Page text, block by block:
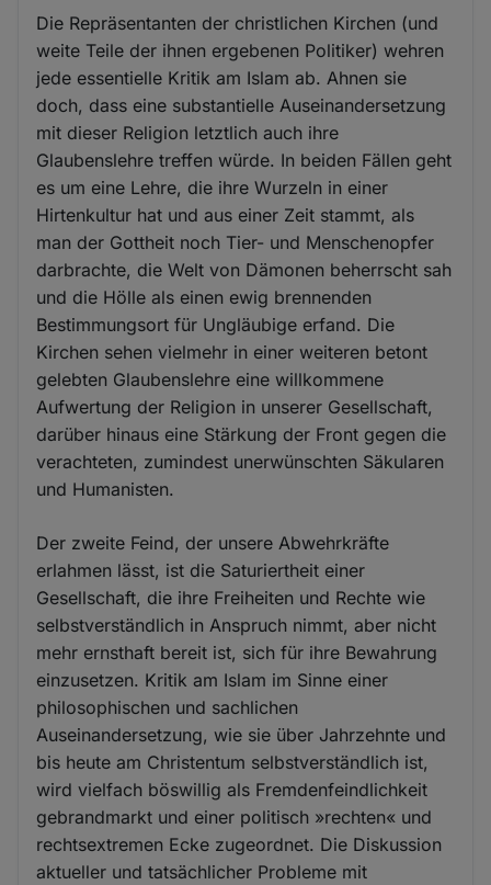
Die Repräsentanten der christlichen Kirchen (und
weite Teile der ihnen ergebenen Politiker) wehren
jede essentielle Kritik am Islam ab. Ahnen sie
doch, dass eine substantielle Auseinandersetzung
mit dieser Religion letztlich auch ihre
Glaubenslehre treffen würde. In beiden Fällen geht
es um eine Lehre, die ihre Wurzeln in einer
Hirtenkultur hat und aus einer Zeit stammt, als
man der Gottheit noch Tier- und Menschenopfer
darbrachte, die Welt von Dämonen beherrscht sah
und die Hölle als einen ewig brennenden
Bestimmungsort für Ungläubige erfand. Die
Kirchen sehen vielmehr in einer weiteren betont
gelebten Glaubenslehre eine willkommene
Aufwertung der Religion in unserer Gesellschaft,
darüber hinaus eine Stärkung der Front gegen die
verachteten, zumindest unerwünschten Säkularen
und Humanisten.
Der zweite Feind, der unsere Abwehrkräfte
erlahmen lässt, ist die Saturiertheit einer
Gesellschaft, die ihre Freiheiten und Rechte wie
selbstverständlich in Anspruch nimmt, aber nicht
mehr ernsthaft bereit ist, sich für ihre Bewahrung
einzusetzen. Kritik am Islam im Sinne einer
philosophischen und sachlichen
Auseinandersetzung, wie sie über Jahrzehnte und
bis heute am Christentum selbstverständlich ist,
wird vielfach böswillig als Fremdenfeindlichkeit
gebrandmarkt und einer politisch »rechten« und
rechtsextremen Ecke zugeordnet. Die Diskussion
aktueller und tatsächlicher Probleme mit